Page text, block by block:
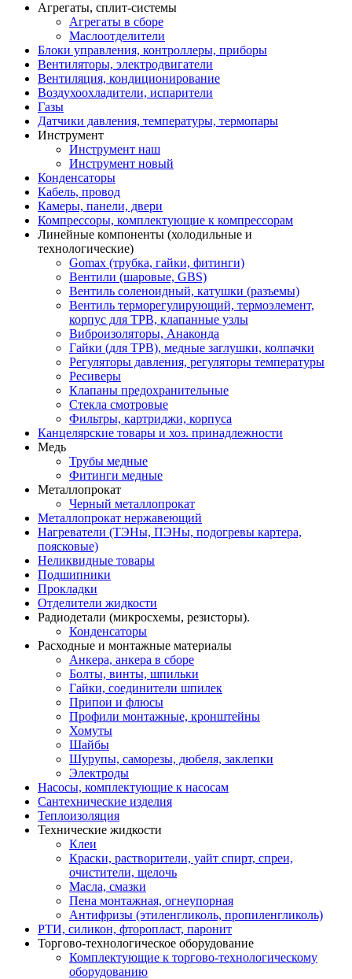
Агрегаты, сплит-системы
Агрегаты в сборе
Маслоотделители
Блоки управления, контроллеры, приборы
Вентиляторы, электродвигатели
Вентиляция, кондиционирование
Воздухоохладители, испарители
Газы
Датчики давления, температуры, термопары
Инструмент
Инструмент наш
Инструмент новый
Конденсаторы
Кабель, провод
Камеры, панели, двери
Компрессоры, комплектующие к компрессорам
Линейные компоненты (холодильные и
технологические)
Gomax (трубка, гайки, фитинги)
Вентили (шаровые, GBS)
Вентиль соленоидный, катушки (разъемы)
Вентиль терморегулирующий, термоэлемент,
корпус для ТРВ, клапанные узлы
Виброизоляторы, Анаконда
Гайки (для ТРВ), медные заглушки, колпачки
Регуляторы давления, регуляторы температуры
Ресиверы
Клапаны предохранительные
Стекла смотровые
Фильтры, картриджи, корпуса
Канцелярские товары и хоз. принадлежности
Медь
Трубы медные
Фитинги медные
Металлопрокат
Черный металлопрокат
Металлопрокат нержавеющий
Нагреватели (ТЭНы, ПЭНы, подогревы картера,
поясковые)
Неликвидные товары
Подшипники
Прокладки
Отделители жидкости
Радиодетали (микросхемы, резисторы).
Конденсаторы
Расходные и монтажные материалы
Анкера, анкера в сборе
Болты, винты, шпильки
Гайки, соединители шпилек
Припои и флюсы
Профили монтажные, кронштейны
Хомуты
Шайбы
Шурупы, саморезы, дюбеля, заклепки
Электроды
Насосы, комплектующие к насосам
Сантехнические изделия
Теплоизоляция
Технические жидкости
Клеи
Краски, растворители, уайт спирт, спреи,
очистители, щелочь
Масла, смазки
Пена монтажная, огнеупорная
Антифризы (этиленгликоль, пропиленгликоль)
РТИ, силикон, фторопласт, паронит
Торгово-технологическое оборудование
Комплектующие к торгово-технологическому
оборудованию